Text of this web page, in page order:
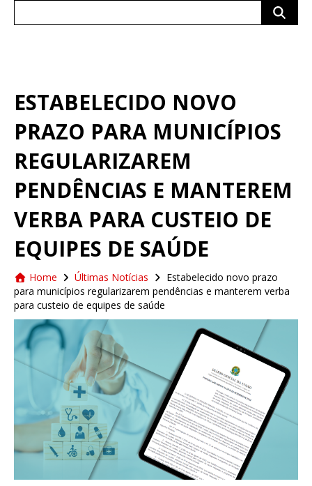
ESTABELECIDO NOVO
PRAZO PARA MUNICÍPIOS
REGULARIZAREM
PENDÊNCIAS E MANTEREM
VERBA PARA CUSTEIO DE
EQUIPES DE SAÚDE
Home Últimas Notícias
Estabelecido novo prazo
para municípios regularizarem pendências e manterem verba
para custeio de equipes de saúde